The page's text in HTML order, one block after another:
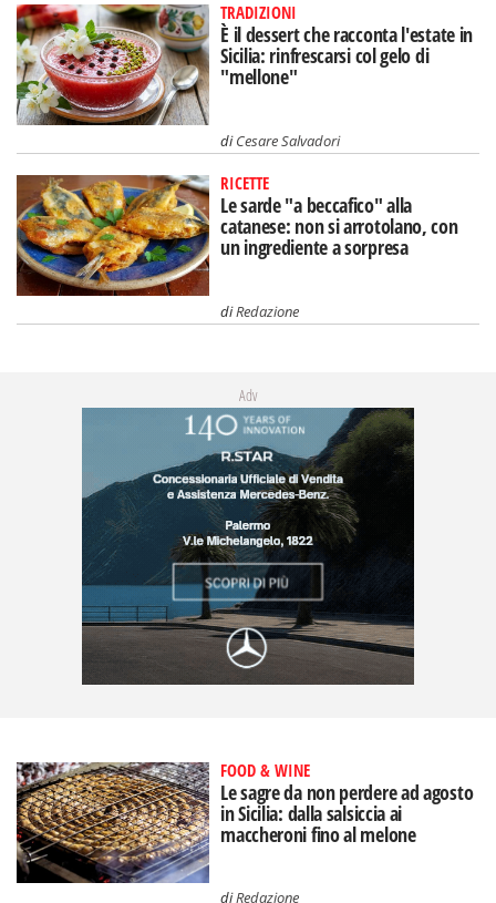
TRADIZIONI
È il dessert che racconta l'estate in
Sicilia: rinfrescarsi col gelo di
"mellone"
diCesare Salvadori
RICETTE
Le sarde "a beccafico" alla
catanese: non si arrotolano, con
un ingrediente a sorpresa
diRedazione
Adv
FOOD & WINE
Le sagre da non perdere ad agosto
in Sicilia: dalla salsiccia ai
maccheroni fino al melone
diRedazione